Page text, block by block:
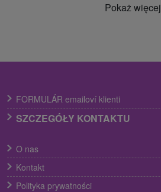
Pokaż więcej
FORMULÁR emailoví klienti
SZCZEGÓŁY KONTAKTU
O nas
Kontakt
Polityka prywatności